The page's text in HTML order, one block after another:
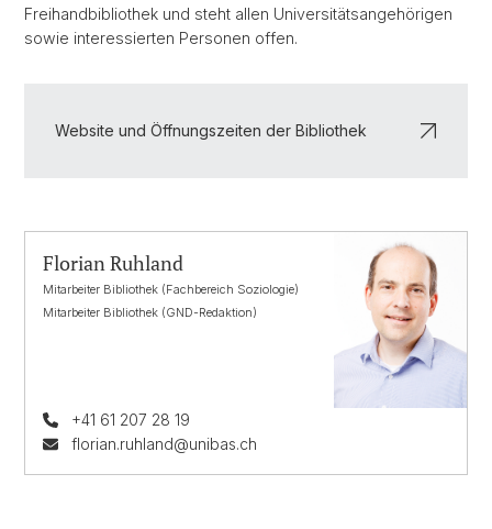
Freihandbibliothek und steht allen Universitätsangehörigen
sowie interessierten Personen offen.
Website und Öffnungszeiten der Bibliothek
Florian Ruhland
Mitarbeiter Bibliothek (Fachbereich Soziologie)
Mitarbeiter Bibliothek (GND-Redaktion)
+41 61 207 28 19
florian.ruhland@unibas.ch